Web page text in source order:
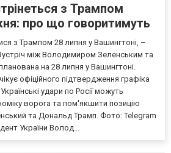
з Трампом
про що говоритимуть
з Трампом 28 липня у Вашингтоні, –
між Володимиром Зеленським та
на 28 липня у Вашингтоні.
офіційного підтвердження графіка
удари по Росії можуть
ворога та пом'якшити позицію
та Дональд Трамп. Фото: Telegram
України Волод...